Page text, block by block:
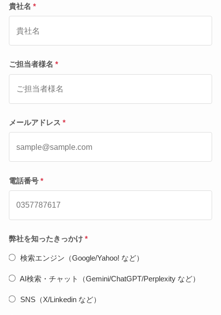
貴社名 *
ご担当者様名 *
メールアドレス *
電話番号*
弊社を知ったきっかけ*
検索エンジン（Google/Yahoo! など）
AI検索・チャット（Gemini/ChatGPT/Perplexity など）
SNS（X/Linkedin など）